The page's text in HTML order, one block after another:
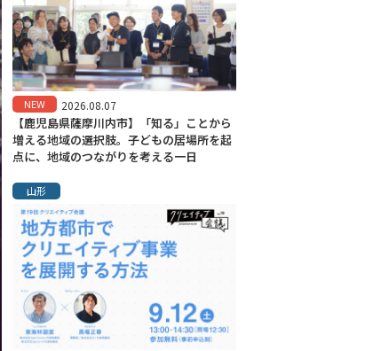
NEW 2026.08.07
【鹿児島県薩摩川内市】「知る」ことから
増える地域の選択肢。子どもの居場所を起
点に、地域のつながりを考える一日
山形